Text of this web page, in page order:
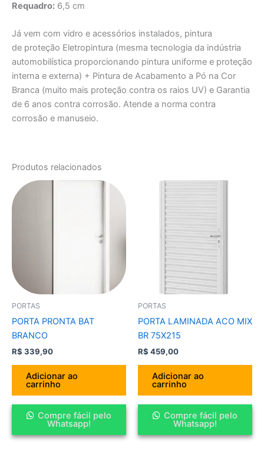
Requadro: 6,5 cm
Já vem com vidro e acessórios instalados, pintura
de proteção Eletropintura (mesma tecnologia da indústria
automobilística proporcionando pintura uniforme e proteção
interna e externa) + Pintura de Acabamento a Pó na Cor
Branca (muito mais proteção contra os raios UV) e Garantia
de 6 anos contra corrosão. Atende a norma contra
corrosão e manuseio.
Produtos relacionados
PORTAS
PORTA PRONTA BAT
BRANCO
R$ 339,90
Adicionar ao
carrinho
Compre fácil pelo
Whatsapp!
PORTAS
PORTA LAMINADA ACO MIX
BR 75X215
R$ 459,00
Adicionar ao
carrinho
Compre fácil pelo
Whatsapp!